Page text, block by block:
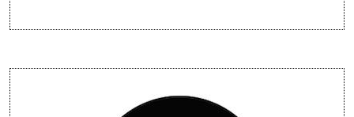
Sidebar